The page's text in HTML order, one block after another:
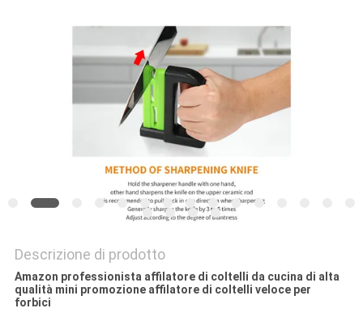
PREVENTIVO
MAPPA
POLICY
Descrizione di prodotto
Amazon professionista affilatore di coltelli da cucina di alta
qualità mini promozione affilatore di coltelli veloce per
forbici